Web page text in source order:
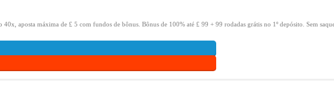
aposta máxima de £ 5 com fundos de bônus. Bônus de 100% até £ 99 + 99 rodadas grátis no 1º depósito. Sem